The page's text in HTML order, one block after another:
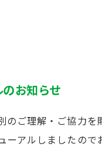
お知らせ
ご理解・ご協力を
アルしましたので